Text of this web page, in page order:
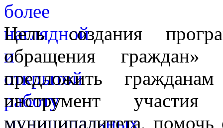
Цель создания
обращения
предложить
инструмент
муниципалитета, помочь